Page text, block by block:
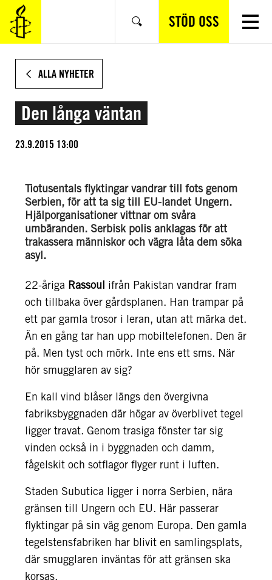
HOPPA
HUVUDINNEHÅLL
Sök STÖD OSS
ALLA NYHETER
Den långa väntan
23.9.2015 13:00
Tiotusentals flyktingar vandrar till fots genom
Serbien, för att ta sig till EU-landet Ungern.
Hjälporganisationer vittnar om svåra
umbäranden. Serbisk polis anklagas för att
trakassera människor och vägra låta dem söka
asyl.
22-åriga Rassoul ifrån Pakistan vandrar fram
och tillbaka över gårdsplanen. Han trampar på
ett par gamla trosor i leran, utan att märka det.
Än en gång tar han upp mobiltelefonen. Den är
på. Men tyst och mörk. Inte ens ett sms. När
hör smugglaren av sig?
En kall vind blåser längs den övergivna
fabriksbyggnaden där högar av överblivet tegel
ligger travat. Genom trasiga fönster tar sig
vinden också in i byggnaden och damm,
fågelskit och sotflagor flyger runt i luften.
Staden Subutica ligger i norra Serbien, nära
gränsen till Ungern och EU. Här passerar
flyktingar på sin väg genom Europa. Den gamla
tegelstensfabriken har blivit en samlingsplats,
där smugglaren inväntas för att gränsen ska
korsas.